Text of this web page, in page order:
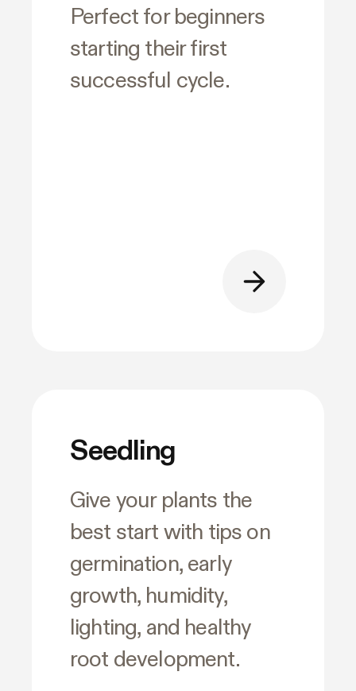
Perfect for beginners
starting their first
successful cycle.
Seedling
Give your plants the
best start with tips on
germination, early
growth, humidity,
lighting, and healthy
root development.